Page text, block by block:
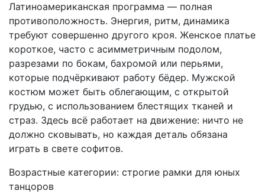
Латиноамериканская программа — полная
противоположность. Энергия, ритм, динамика
требуют совершенно другого кроя. Женское платье
короткое, часто с асимметричным подолом,
разрезами по бокам, бахромой или перьями,
которые подчёркивают работу бёдер. Мужской
костюм может быть облегающим, с открытой
грудью, с использованием блестящих тканей и
страз. Здесь всё работает на движение: ничто не
должно сковывать, но каждая деталь обязана
играть в свете софитов.
Возрастные категории: строгие рамки для юных
танцоров